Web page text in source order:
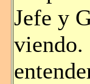
Jefe y
viendo.